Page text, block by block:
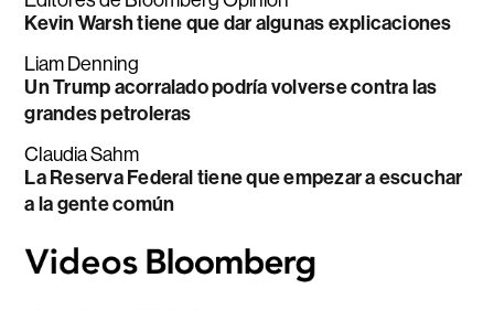
Kevin Warsh tiene que dar algunas explicaciones
Liam Denning
Un Trump acorralado podría volverse contra las
grandes petroleras
Claudia Sahm
La Reserva Federal tiene que empezar a escuchar
a la gente común